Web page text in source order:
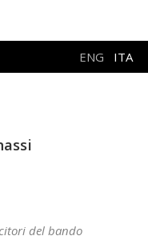
ENG ITA
del bando